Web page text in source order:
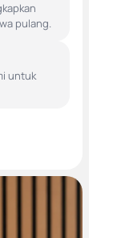
pulang.
untuk